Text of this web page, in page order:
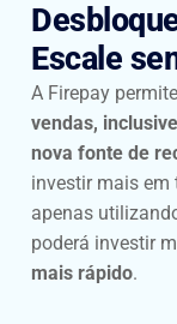
Escale
A Firepay
vendas,
nova fonte de
investir mais em
apenas
poderá investir
mais rápido.